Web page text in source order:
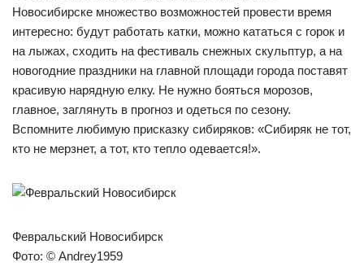
Новосибирске множество возможностей провести время
интересно: будут работать катки, можно кататься с горок и
на лыжах, сходить на фестиваль снежных скульптур, а на
новогодние праздники на главной площади города поставят
красивую нарядную елку. Не нужно бояться морозов,
главное, заглянуть в прогноз и одеться по сезону.
Вспомните любимую присказку сибиряков: «Сибиряк не тот,
кто не мерзнет, а тот, кто тепло одевается!».
Февральский Новосибирск
Фото: © Andrey1959